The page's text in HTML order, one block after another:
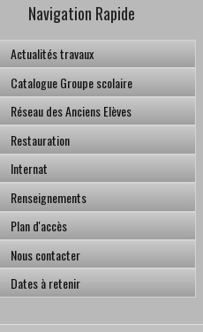
Navigation Rapide
Actualités travaux
Catalogue Groupe scolaire
Réseau des Anciens Elèves
Restauration
Internat
Renseignements
Plan d'accès
Nous contacter
Dates à retenir